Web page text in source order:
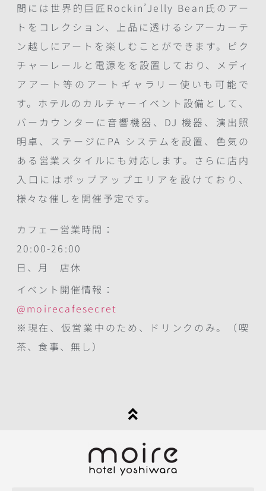
間には世界的巨匠Rockin’Jelly Bean氏のアー
トをコレクション、上品に透けるシアーカーテ
ン越しにアートを楽しむことができます。ピク
チャーレールと電源をを設置しており、メディ
アアート等のアートギャラリー使いも可能で
す。ホテルのカルチャーイベント設備として、
バーカウンターに音響機器、DJ 機器、演出照
明卓、ステージにPA システムを設置、色気の
ある営業スタイルにも対応します。さらに店内
入口にはポップアップエリアを設けており、
様々な催しを開催予定です。
カフェー営業時間：
20:00-26:00
日、月 店休
イベント開催情報：
@moirecafesecret
※現在、仮営業中のため、ドリンクのみ。（喫
茶、食事、無し）